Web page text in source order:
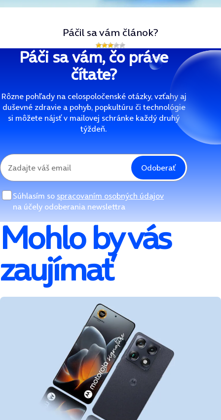
Páčil sa vám článok?
Páči sa vám, čo práve
čítate?
Rôzne pohľady na celospoločenské otázky, vzťahy aj
duševné zdravie a pohyb, popkultúru či technológie
si môžete nájsť v mailovej schránke každý druhý
týždeň.
Odoberať
Súhlasím so spracovaním osobných údajov
na účely odoberania newslettra
Mohlo by vás
zaujímať